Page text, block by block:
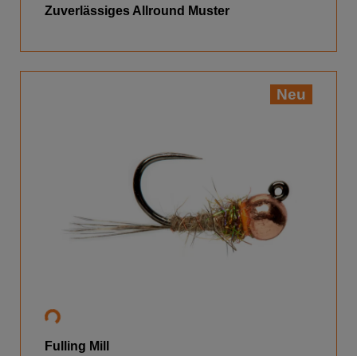
Zuverlässiges Allround Muster
Neu
Fulling Mill